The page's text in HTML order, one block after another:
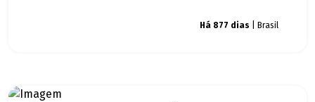
Há 877 dias | Brasil